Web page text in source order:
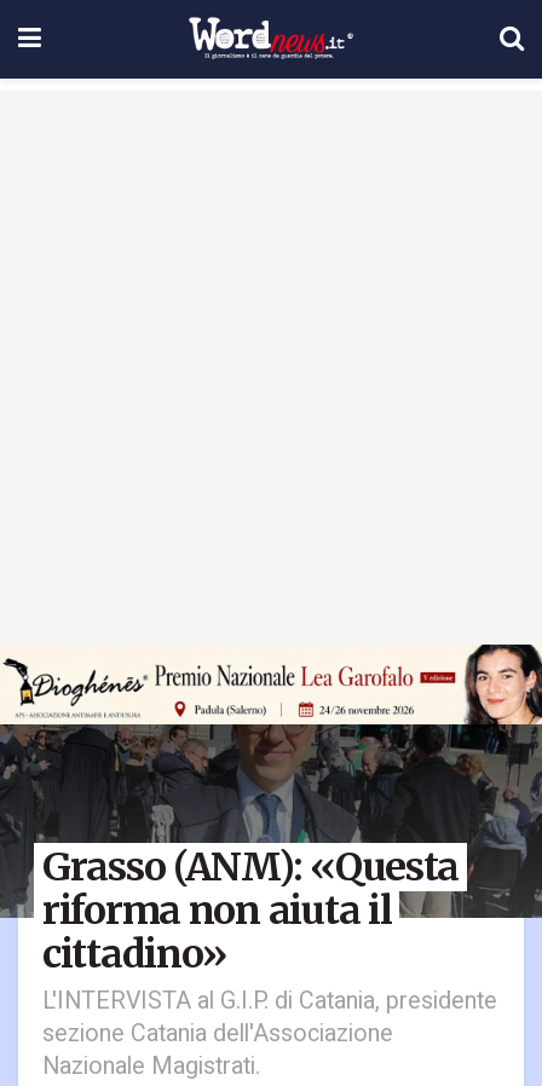
Grasso (ANM): «Questa
riforma non aiuta il
cittadino»
L'INTERVISTA al G.I.P. di Catania, presidente
sezione Catania dell'Associazione
Nazionale Magistrati.